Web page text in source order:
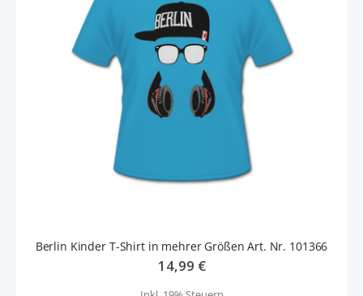
Berlin Kinder T-Shirt in mehrer Größen Art. Nr. 101366
14,99 €